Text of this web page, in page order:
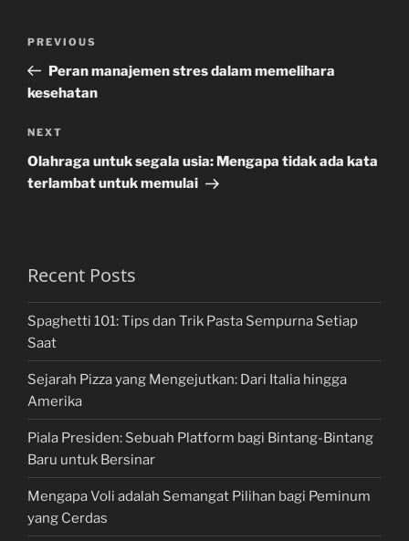
Previous
Post
PREVIOUS
Peran manajemen stres dalam memelihara
kesehatan
Next
Post
NEXT
Olahraga untuk segala usia: Mengapa tidak ada kata
terlambat untuk memulai
Recent Posts
Spaghetti 101: Tips dan Trik Pasta Sempurna Setiap
Saat
Sejarah Pizza yang Mengejutkan: Dari Italia hingga
Amerika
Piala Presiden: Sebuah Platform bagi Bintang-Bintang
Baru untuk Bersinar
Mengapa Voli adalah Semangat Pilihan bagi Peminum
yang Cerdas